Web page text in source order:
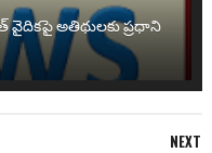
వైదికపై అతిథులకు ప్రధాని
NEXT